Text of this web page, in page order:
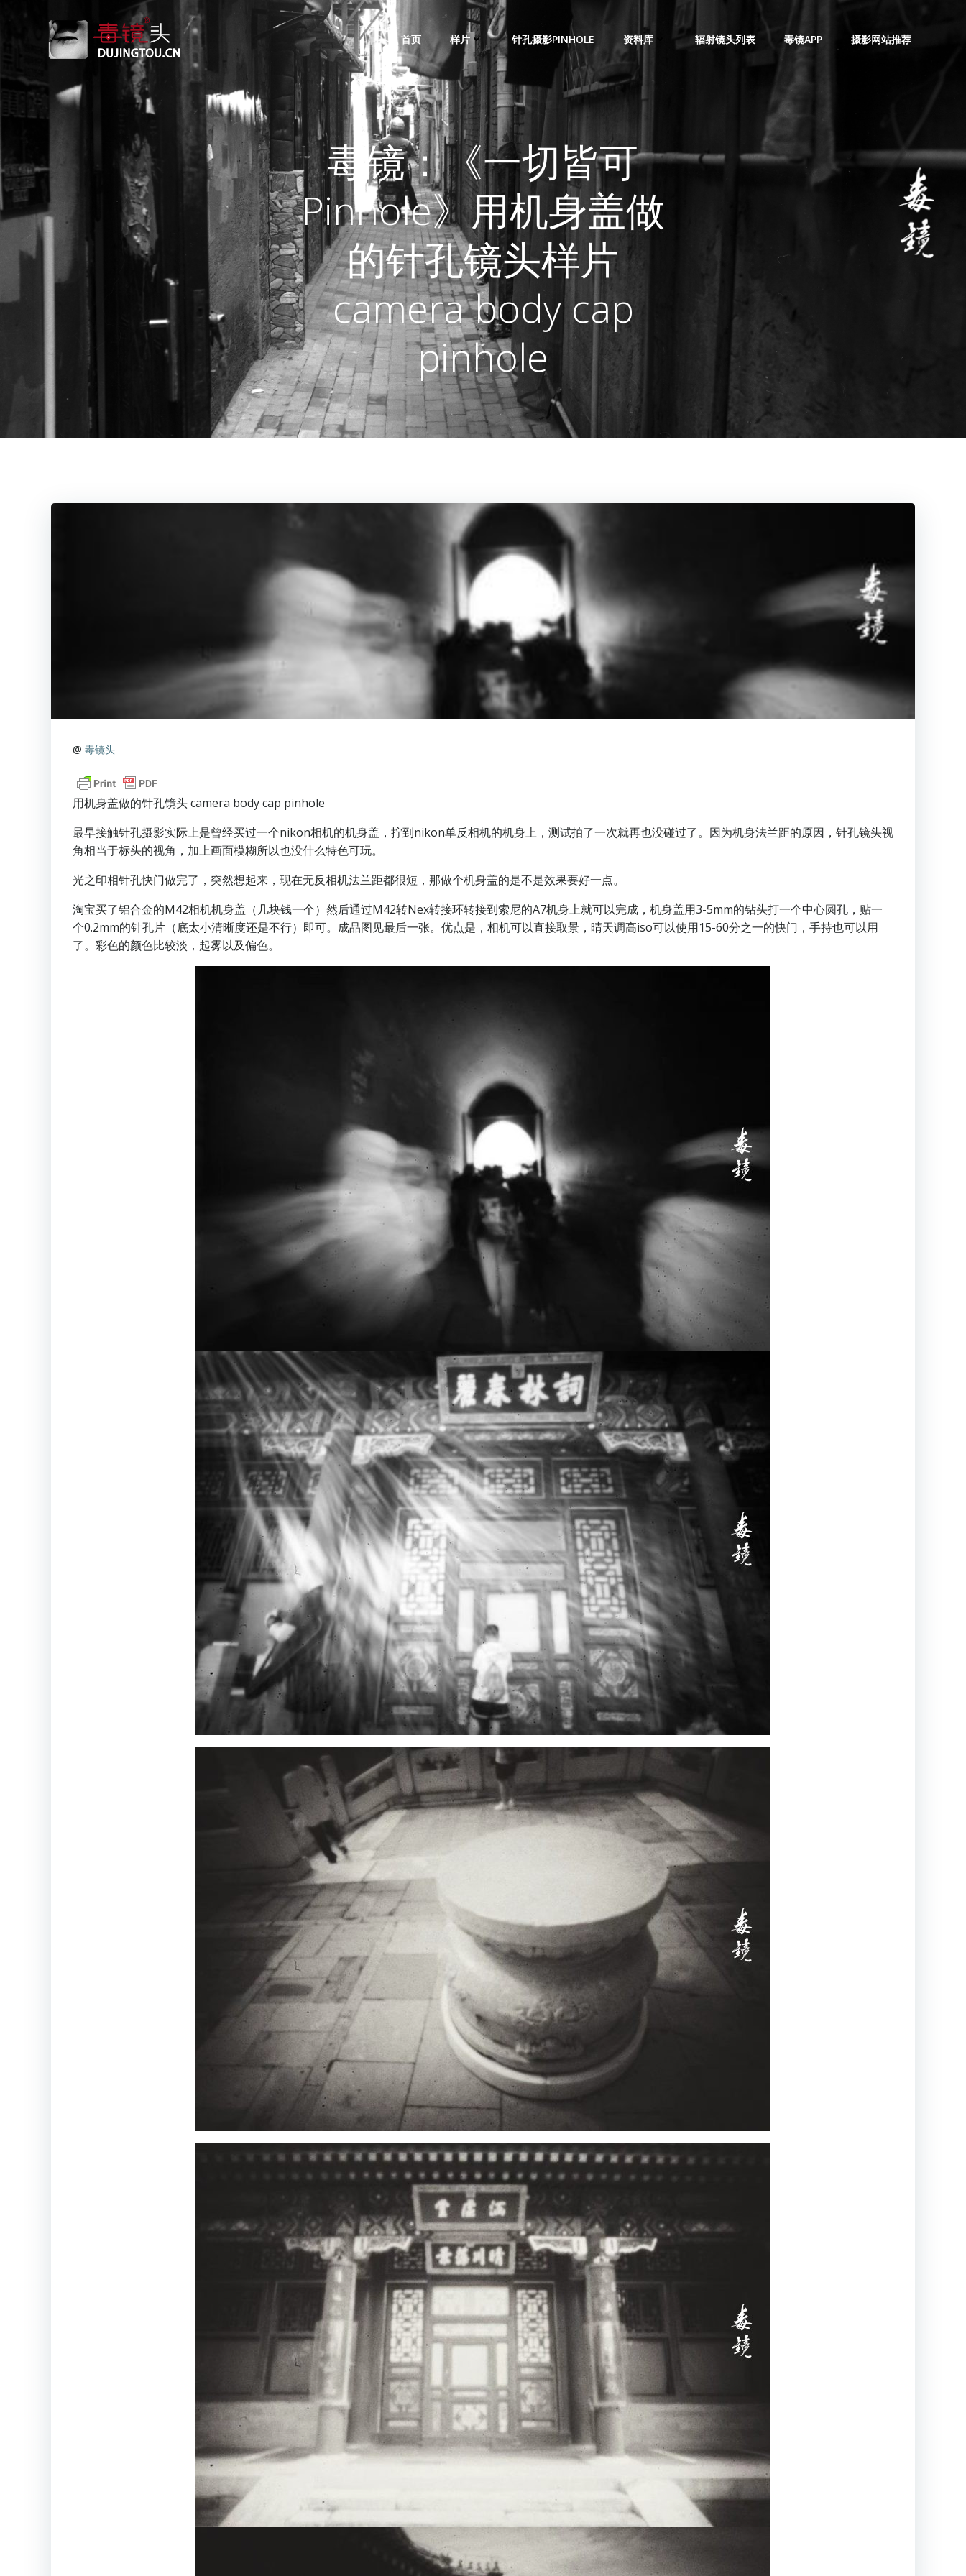
容
首页 样片 针孔摄影PINHOLE 资料库 辐射镜头列表 毒镜APP 摄影网站推荐
毒镜：《一切皆可
Pinhole》用机身盖做
的针孔镜头样片
camera body cap
pinhole
@ 毒镜头
用机身盖做的针孔镜头 camera body cap pinhole
最早接触针孔摄影实际上是曾经买过一个nikon相机的机身盖，拧到nikon单反相机的机身上，测试拍了一次就再也没碰过了。因为机身法兰距的原因，针孔镜头视
角相当于标头的视角，加上画面模糊所以也没什么特色可玩。
光之印相针孔快门做完了，突然想起来，现在无反相机法兰距都很短，那做个机身盖的是不是效果要好一点。
淘宝买了铝合金的M42相机机身盖（几块钱一个）然后通过M42转Nex转接环转接到索尼的A7机身上就可以完成，机身盖用3-5mm的钻头打一个中心圆孔，贴一
个0.2mm的针孔片（底太小清晰度还是不行）即可。成品图见最后一张。优点是，相机可以直接取景，晴天调高iso可以使用15-60分之一的快门，手持也可以用
了。彩色的颜色比较淡，起雾以及偏色。